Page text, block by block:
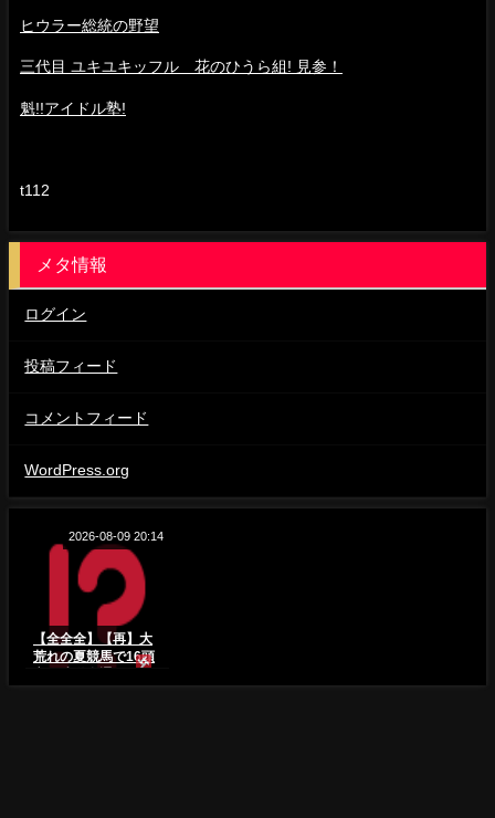
ヒウラー総統の野望
三代目 ユキユキッフル 花のひうら組! 見参！
魁!!アイドル塾!
t112
メタ情報
ログイン
投稿フィード
コメントフィード
WordPress.org
【全全全】【再】大
荒れの夏競馬で16頭
2026-08-09 20:14